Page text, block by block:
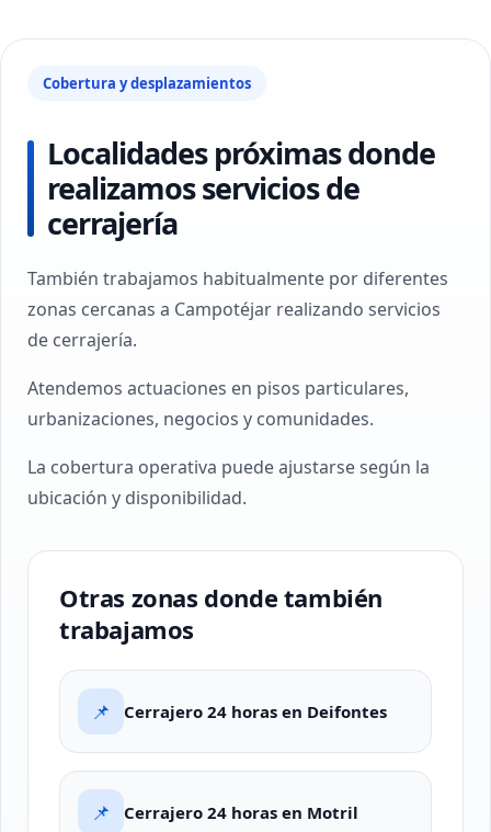
Cobertura y desplazamientos
Localidades próximas donde
realizamos servicios de
cerrajería
También trabajamos habitualmente por diferentes
zonas cercanas a Campotéjar realizando servicios
de cerrajería.
Atendemos actuaciones en pisos particulares,
urbanizaciones, negocios y comunidades.
La cobertura operativa puede ajustarse según la
ubicación y disponibilidad.
Otras zonas donde también
trabajamos
📌 Cerrajero 24 horas en Deifontes
📌 Cerrajero 24 horas en Motril